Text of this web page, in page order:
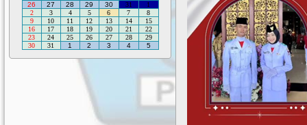
26 27 28 29 30 31
1
2
3 4 5 6 7
8
9
10 11 12 13 14
15
16
17 18 19 20 21
22
23
24 25 26 27 28
29
30
31 1 2 3 4 5